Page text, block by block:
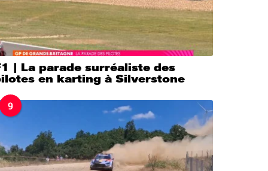
| La parade surréaliste des
en karting à Silverstone
9